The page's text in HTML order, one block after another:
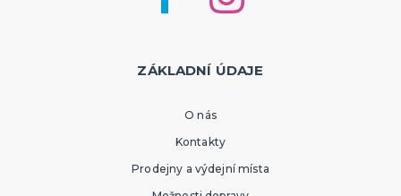
ZÁKLADNÍ ÚDAJE
O nás
Kontakty
Prodejny a výdejní místa